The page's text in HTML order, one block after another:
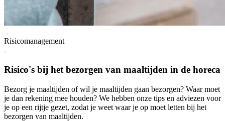
Risicomanagement
Risico's bij het bezorgen van maaltijden in de horeca
Bezorg je maaltijden of wil je maaltijden gaan bezorgen? Waar moet
je dan rekening mee houden? We hebben onze tips en adviezen voor
je op een rijtje gezet, zodat je weet waar je op moet letten bij het
bezorgen van maaltijden.